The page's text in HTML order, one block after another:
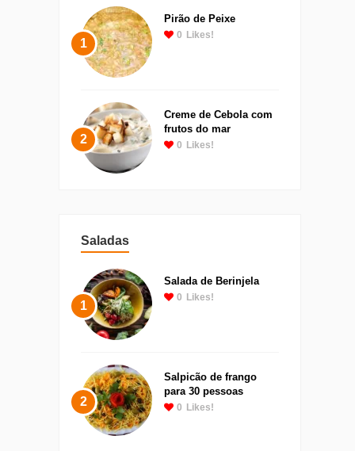
1
Pirão de Peixe
0 Likes!
2
Creme de Cebola com
frutos do mar
0 Likes!
Saladas
1
Salada de Berinjela
0 Likes!
2
Salpicão de frango
para 30 pessoas
0 Likes!